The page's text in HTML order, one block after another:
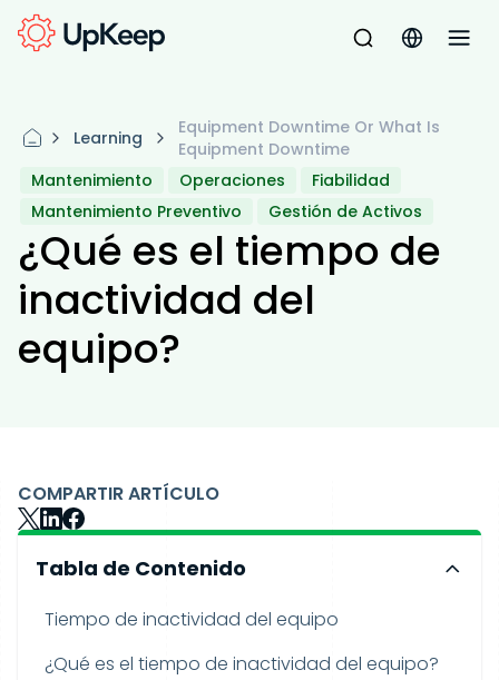
Learning
Equipment Downtime Or What Is
Equipment Downtime
Mantenimiento
Operaciones
Fiabilidad
Mantenimiento Preventivo
Gestión de Activos
¿Qué es el tiempo de
inactividad del
equipo?
COMPARTIR ARTÍCULO
Tabla de Contenido
Tiempo de inactividad del equipo
¿Qué es el tiempo de inactividad del equipo?